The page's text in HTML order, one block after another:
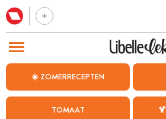
☀️ ZOMERRECEPTEN
TOMAAT
BEZOEK ONZE ANDERE WEBSITES